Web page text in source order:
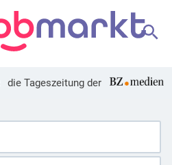
die Tageszeitung der